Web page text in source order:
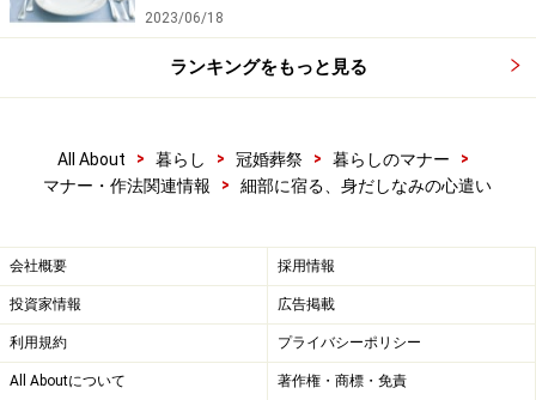
2023/06/18
ランキングをもっと見る
All About > 暮らし > 冠婚葬祭 > 暮らしのマナー
>
マナー・作法関連情報
> 細部に宿る、身だしなみの心遣い
会社概要 採用情報
投資家情報 広告掲載
利用規約 プライバシーポリシー
All Aboutについて 著作権・商標・免責